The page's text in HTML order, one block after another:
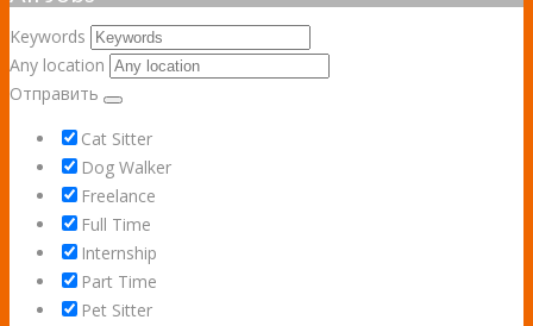
Keywords
Any location
Отправить
Cat Sitter
Dog Walker
Freelance
Full Time
Internship
Part Time
Pet Sitter